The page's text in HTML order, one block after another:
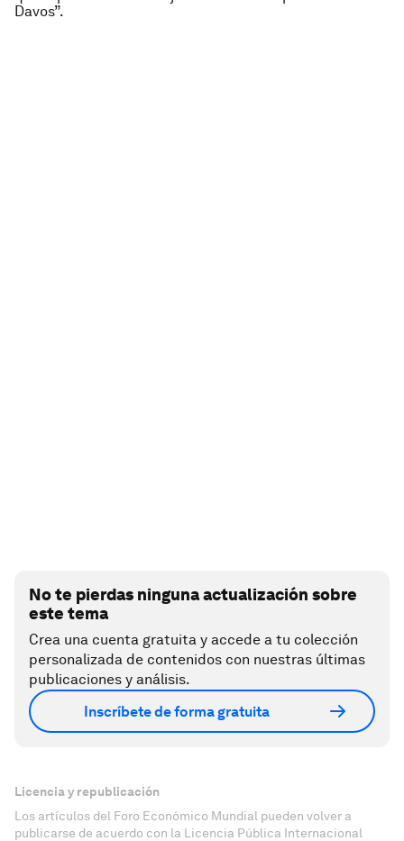
Davos”.
No te pierdas ninguna actualización sobre
este tema
Crea una cuenta gratuita y accede a tu colección
personalizada de contenidos con nuestras últimas
publicaciones y análisis.
Inscríbete de forma gratuita
Licencia y republicación
Los artículos del Foro Económico Mundial pueden volver a
publicarse de acuerdo con la Licencia Pública Internacional